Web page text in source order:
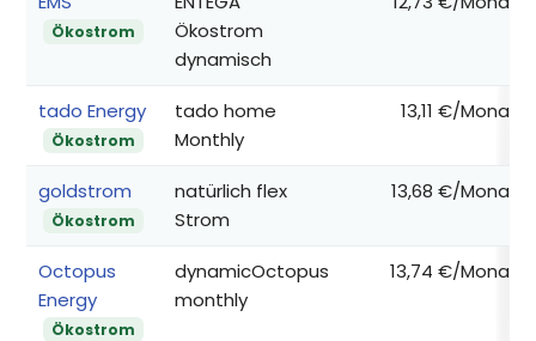
Ökostrom
Ökostrom
dynamisch
tado Energy
Ökostrom
tado home
Monthly
13,11 €/Monat
goldstrom
Ökostrom
natürlich flex
Strom
13,68 €/Monat
Octopus
Energy
Ökostrom
dynamicOctopus
monthly
13,74 €/Monat